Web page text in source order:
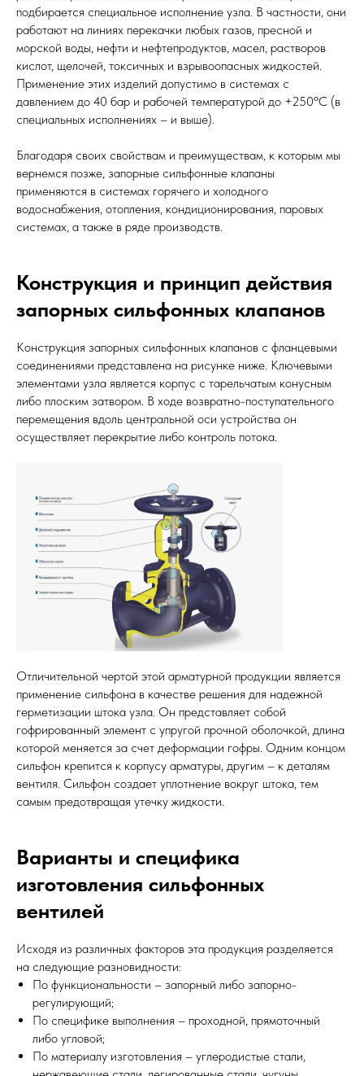
подбирается специальное исполнение узла. В частности, они
работают на линиях перекачки любых газов, пресной и
морской воды, нефти и нефтепродуктов, масел, растворов
кислот, щелочей, токсичных и взрывоопасных жидкостей.
Применение этих изделий допустимо в системах с
давлением до 40 бар и рабочей температурой до +250ºС (в
специальных исполнениях – и выше).
Благодаря своих свойствам и преимуществам, к которым мы
вернемся позже, запорные сильфонные клапаны
применяются в системах горячего и холодного
водоснабжения, отопления, кондиционирования, паровых
системах, а также в ряде производств.
Конструкция и принцип действия
запорных сильфонных клапанов
Конструкция запорных сильфонных клапанов с фланцевыми
соединениями представлена на рисунке ниже. Ключевыми
элементами узла является корпус с тарельчатым конусным
либо плоским затвором. В ходе возвратно-поступательного
перемещения вдоль центральной оси устройства он
осуществляет перекрытие либо контроль потока.
Отличительной чертой этой арматурной продукции является
применение сильфона в качестве решения для надежной
герметизации штока узла. Он представляет собой
гофрированный элемент с упругой прочной оболочкой, длина
которой меняется за счет деформации гофры. Одним концом
сильфон крепится к корпусу арматуры, другим – к деталям
вентиля. Сильфон создает уплотнение вокруг штока, тем
самым предотвращая утечку жидкости.
Варианты и специфика
изготовления сильфонных
вентилей
Исходя из различных факторов эта продукция разделяется
на следующие разновидности:
По функциональности – запорный либо запорно-
регулирующий;
По специфике выполнения – проходной, прямоточный
либо угловой;
По материалу изготовления – углеродистые стали,